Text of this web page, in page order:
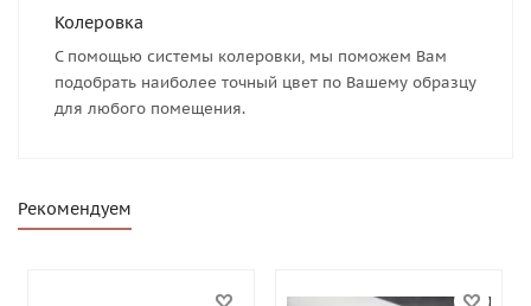
Колеровка
С помощью системы колеровки, мы поможем Вам
подобрать наиболее точный цвет по Вашему образцу
для любого помещения.
Рекомендуем